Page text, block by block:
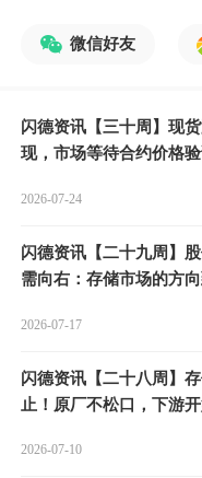
微信好友
闪德资讯【三十周】现
现，市场等待合约价格
2026-07-24
闪德资讯【二十九周】
需向右：存储市场的方
2026-07-17
闪德资讯【二十八周】
止！原厂不松口，下游
2026-07-10